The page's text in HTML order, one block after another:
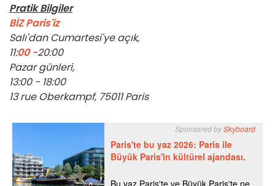
Pratik Bilgiler
BİZ Paris'iz
Salı'dan Cumartesi'ye açık,
11:00 -20:00
Pazar günleri,
13:00 - 18:00
13 rue Oberkampf, 75011 Paris